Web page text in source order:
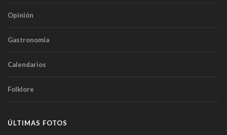
Opinión
Gastronomía
Calendarios
Folklore
ÚLTIMAS FOTOS